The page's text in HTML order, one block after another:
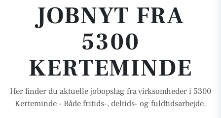
JOBNYT FRA
5300
KERTEMINDE
Her finder du aktuelle jobopslag fra virksomheder i 5300
Kerteminde - Både fritids-, deltids- og fuldtidsarbejde.